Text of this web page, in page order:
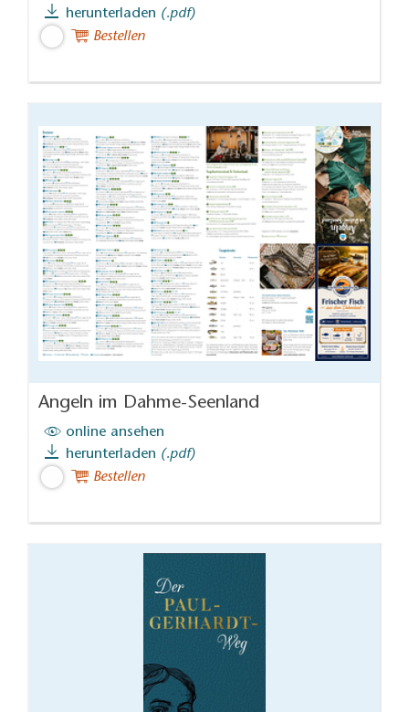
herunterladen (.pdf)
Bestellen
Angeln im Dahme-Seenland
online ansehen
herunterladen (.pdf)
Bestellen